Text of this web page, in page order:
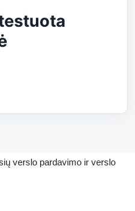
verslo pardavimo ir verslo